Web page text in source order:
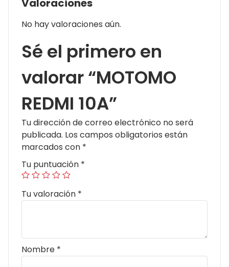
Valoraciones
No hay valoraciones aún.
Sé el primero en
valorar “MOTOMO
REDMI 10A”
Tu dirección de correo electrónico no será
publicada. Los campos obligatorios están
marcados con *
Tu puntuación *
Tu valoración *
Nombre *